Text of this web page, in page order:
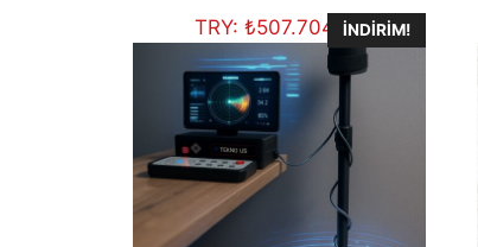
TRY:₺507.704,75İNDIRIM!